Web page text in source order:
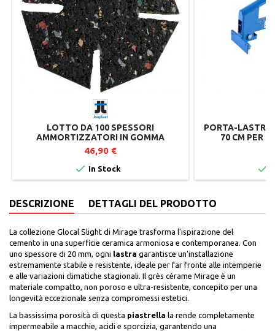
LOTTO DA 100 SPESSORI
AMMORTIZZATORI IN GOMMA
RICICLATA PER SUPPORTI TERRAZZA
46,90 €
 In Stock
PORTA-LASTRE
70 CM PER

DESCRIZIONE DETTAGLI DEL PRODOTTO
La collezione Glocal Slight di Mirage trasforma l'ispirazione del
cemento in una superficie ceramica armoniosa e contemporanea. Con
uno spessore di 20 mm, ogni lastra garantisce un'installazione
estremamente stabile e resistente, ideale per far fronte alle intemperie
e alle variazioni climatiche stagionali. Il grès cérame Mirage è un
materiale compatto, non poroso e ultra-resistente, concepito per una
longevità eccezionale senza compromessi estetici.
La bassissima porosità di questa piastrella la rende completamente
impermeabile a macchie, acidi e sporcizia, garantendo una